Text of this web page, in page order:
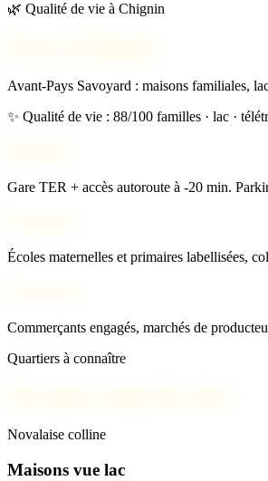
🌿 Qualité de vie à Chignin
Avant-Pays Savoyard : maisons familiales,
✨ Qualité de vie : 88/100 familles · lac ·
Gare TER + accès autoroute à -20 min.
Écoles maternelles et primaires labellisées,
Commerçants engagés, marchés de
Quartiers à connaître
Novalaise colline
Maisons vue lac